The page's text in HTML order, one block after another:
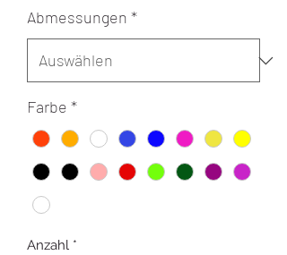
Abmessungen *
Farbe *
Anzahl *